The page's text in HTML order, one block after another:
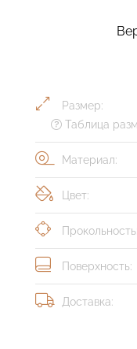
Размер:
Таблица
Материал:
Цвет:
Прокольность:
Поверхность:
Доставка: